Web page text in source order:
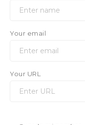
Your email
Your URL